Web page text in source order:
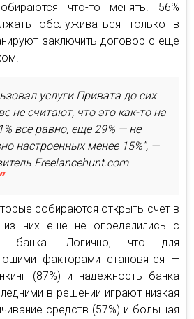
что-то менять. 56%
обслуживаться только в
заключить договор с еще
услуги Привата до сих
не считают, что это как-то на
все равно, еще 29% — не
настроенных менее 15%”, —
Freelancehunt.com
собираются открыть счет в
них еще не определились с
банка. Логично, что для
факторами становятся —
(87%) и надежность банка
в решении играют низкая
средств (57%) и большая